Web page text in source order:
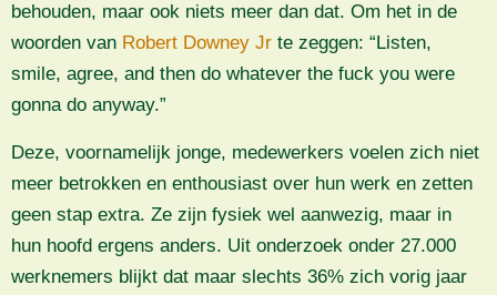
behouden, maar ook niets meer dan dat. Om het in de
woorden van Robert Downey Jr te zeggen: “Listen,
smile, agree, and then do whatever the fuck you were
gonna do anyway.”
Deze, voornamelijk jonge, medewerkers voelen zich niet
meer betrokken en enthousiast over hun werk en zetten
geen stap extra. Ze zijn fysiek wel aanwezig, maar in
hun hoofd ergens anders. Uit onderzoek onder 27.000
werknemers blijkt dat maar slechts 36% zich vorig jaar